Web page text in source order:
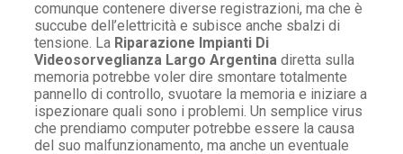
comunque contenere diverse registrazioni, ma che è
succube dell’elettricità e subisce anche sbalzi di
tensione. La Riparazione Impianti Di
Videosorveglianza Largo Argentina diretta sulla
memoria potrebbe voler dire smontare totalmente
pannello di controllo, svuotare la memoria e iniziare a
ispezionare quali sono i problemi. Un semplice virus
che prendiamo computer potrebbe essere la causa
del suo malfunzionamento, ma anche un eventuale